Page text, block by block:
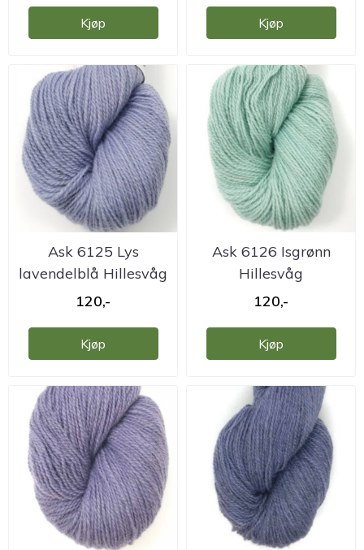
Kjøp Kjøp
Ask 6125 Lys
lavendelblå Hillesvåg
ullvarefabrikk
120,-
Kjøp
Ask 6126 Isgrønn
Hillesvåg
ullvarefabrikk
120,-
Kjøp